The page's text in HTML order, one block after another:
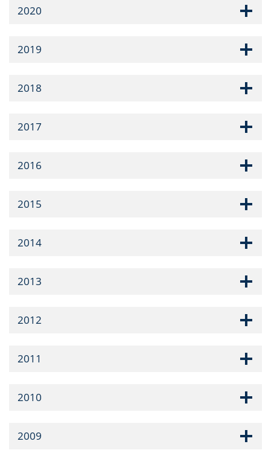
2020
2019
2018
2017
2016
2015
2014
2013
2012
2011
2010
2009